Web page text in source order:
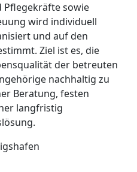
Pflegekräfte sowie
wird individuell
und auf den
Ziel ist es, die
der betreuten
nachhaltig zu
Beratung, festen
langfristig